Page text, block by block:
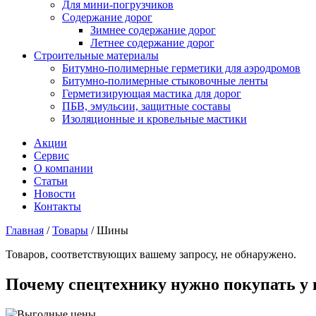
Для мини-погрузчиков
Содержание дорог
Зимнее содержание дорог
Летнее содержание дорог
Строительные материалы
Битумно-полимерные герметики для аэродромов
Битумно-полимерные стыковочные ленты
Герметизирующая мастика для дорог
ПБВ, эмульсии, защитные составы
Изоляционные и кровельные мастики
Акции
Сервис
О компании
Статьи
Новости
Контакты
Главная /Товары /Шины
Товаров, соответствующих вашему запросу, не обнаружено.
Почему спецтехнику нужно покупать у